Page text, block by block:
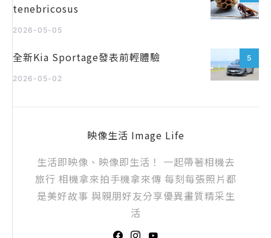
tenebricosus
2026-05-05
5
全新Kia Sportage發表前輕體驗
2026-05-02
映像生活 Image Life
生活即映像、映像即生活！ 一起帶著相機去
旅行 相機拿來拍手機拿來傳 每刻每張照片都
是美好故事 與親朋好友分享優異畫質精采生
活